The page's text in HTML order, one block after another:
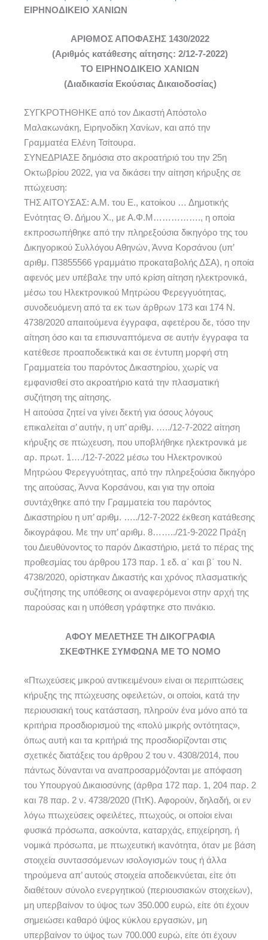
ΕΙΡΗΝΟΔΙΚΕΙΟ ΧΑΝΙΩΝ
ΑΡΙΘΜΟΣ ΑΠΟΦΑΣΗΣ 1430/2022
(Αριθμός κατάθεσης αίτησης: 2/12-7-2022)
ΤΟ ΕΙΡΗΝΟΔΙΚΕΙΟ ΧΑΝΙΩΝ
(Διαδικασία Εκούσιας Δικαιοδοσίας)
ΣΥΓΚΡΟΤΗΘΗΚΕ από τον Δικαστή Απόστολο
Μαλακωνάκη, Ειρηνοδίκη Χανίων, και από την
Γραμματέα Ελένη Τσίτουρα.
ΣΥΝΕΔΡΙΑΣΕ δημόσια στο ακροατήριό του την 25η
Οκτωβρίου 2022, για να δικάσει την αίτηση κήρυξης σε
πτώχευση:
ΤΗΣ ΑΙΤΟΥΣΑΣ: Α.Μ. του Ε., κατοίκου … Δημοτικής
Ενότητας Θ. Δήμου Χ., με Α.Φ.Μ……………., η οποία
εκπροσωπήθηκε από την πληρεξούσια δικηγόρο της του
Δικηγορικού Συλλόγου Αθηνών, Άννα Κορσάνου (υπ’
αριθμ. Π3855566 γραμμάτιο προκαταβολής ΔΣΑ), η οποία
αφενός μεν υπέβαλε την υπό κρίση αίτηση ηλεκτρονικά,
μέσω του Ηλεκτρονικού Μητρώου Φερεγγυότητας,
συνοδευόμενη από τα εκ των άρθρων 173 και 174 Ν.
4738/2020 απαιτούμενα έγγραφα, αφετέρου δε, τόσο την
αίτηση όσο και τα επισυναπτόμενα σε αυτήν έγγραφα τα
κατέθεσε προαποδεικτικά και σε έντυπη μορφή στη
Γραμματεία του παρόντος Δικαστηρίου, χωρίς να
εμφανισθεί στο ακροατήριο κατά την πλασματική
συζήτηση της αίτησης.
Η αιτούσα ζητεί να γίνει δεκτή για όσους λόγους
επικαλείται σ’ αυτήν, η υπ’ αριθμ. …../12-7-2022 αίτηση
κήρυξης σε πτώχευση, που υποβλήθηκε ηλεκτρονικά με
αρ. πρωτ. 1…./12-7-2022 μέσω του Ηλεκτρονικού
Μητρώου Φερεγγυότητας, από την πληρεξούσια δικηγόρο
της αιτούσας, Άννα Κορσάνου, και για την οποία
συντάχθηκε από την Γραμματεία του παρόντος
Δικαστηρίου η υπ’ αριθμ. …../12-7-2022 έκθεση κατάθεσης
δικογράφου. Με την υπ’ αριθμ. 8……../21-9-2022 Πράξη
του Διευθύνοντος το παρόν Δικαστήριο, μετά το πέρας της
προθεσμίας του άρθρου 173 παρ. 1 εδ. α΄ και β΄ του Ν.
4738/2020, ορίστηκαν Δικαστής και χρόνος πλασματικής
συζήτησης της υπόθεσης οι αναφερόμενοι στην αρχή της
παρούσας και η υπόθεση γράφτηκε στο πινάκιο.
ΑΦΟΥ ΜΕΛΕΤΗΣΕ ΤΗ ΔΙΚΟΓΡΑΦΙΑ
ΣΚΕΦΤΗΚΕ ΣΥΜΦΩΝΑ ΜΕ ΤΟ ΝΟΜΟ
«Πτωχεύσεις μικρού αντικειμένου» είναι οι περιπτώσεις
κήρυξης της πτώχευσης οφειλετών, οι οποίοι, κατά την
περιουσιακή τους κατάσταση, πληρούν ένα μόνο από τα
κριτήρια προσδιορισμού της «πολύ μικρής οντότητας»,
όπως αυτή και τα κριτήριά της προσδιορίζονται στις
σχετικές διατάξεις του άρθρου 2 του ν. 4308/2014, που
πάντως δύνανται να αναπροσαρμόζονται με απόφαση
του Υπουργού Δικαιοσύνης (άρθρα 172 παρ. 1, 204 παρ. 2
και 78 παρ. 2 ν. 4738/2020 (ΠτΚ). Αφορούν, δηλαδή, οι εν
λόγω πτωχεύσεις οφειλέτες, πτωχούς, οι οποίοι είναι
φυσικά πρόσωπα, ασκούντα, καταρχάς, επιχείρηση, ή
νομικά πρόσωπα, με πτωχευτική ικανότητα, όταν με βάση
στοιχεία συντασσόμενων ισολογισμών τους ή άλλα
τηρούμενα απ’ αυτούς στοιχεία αποδεικνύεται, είτε ότι
διαθέτουν σύνολο ενεργητικού (περιουσιακών στοιχείων),
μη υπερβαίνον το ύψος των 350.000 ευρώ, είτε ότι έχουν
σημειώσει καθαρό ύψος κύκλου εργασιών, μη
υπερβαίνον το ύψος των 700.000 ευρώ, είτε ότι έχουν